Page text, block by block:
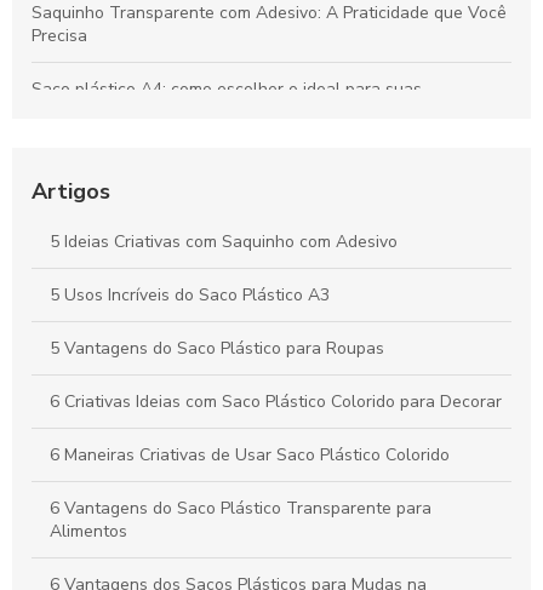
Saquinho Transparente com Adesivo: A Praticidade que Você
Precisa
Saco plástico A4: como escolher o ideal para suas
corretamente
Vantagens e Aplicações do Saco Polipropileno no Dia a Dia
Artigos
5 Ideias Criativas com Saquinho com Adesivo
5 Usos Incríveis do Saco Plástico A3
5 Vantagens do Saco Plástico para Roupas
6 Criativas Ideias com Saco Plástico Colorido para Decorar
6 Maneiras Criativas de Usar Saco Plástico Colorido
6 Vantagens do Saco Plástico Transparente para
Alimentos
6 Vantagens dos Sacos Plásticos para Mudas na